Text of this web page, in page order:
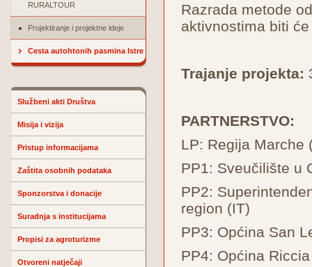
RURALTOUR
Projektiranje i projektne ideje
Cesta autohtonih pasmina Istre
Službeni akti Društva
Misija i vizija
Pristup informacijama
Zaštita osobnih podataka
Sponzorstva i donacije
Suradnja s institucijama
Propisi za agroturizme
Otvoreni natječaji
Razrada metode
aktivnostima biti
Trajanje projekta:
PARTNERSTVO:
LP: Regija Marche
PP1: Sveučilište u
PP2:
region (IT)
PP3: Općina San
PP4: Općina